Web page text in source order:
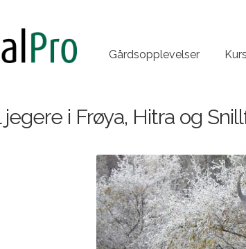
Gårdsopplevelser Kurs
jegere i Frøya, Hitra og